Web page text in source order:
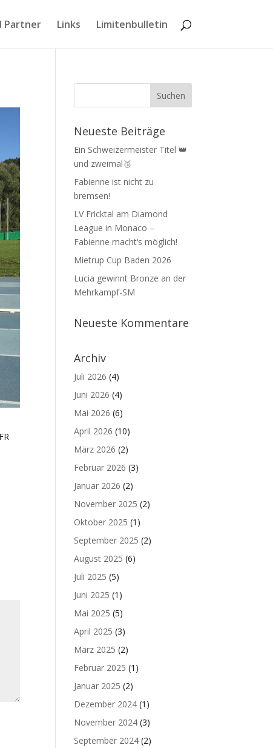
Partner Links Limitenbulletin
Neueste Beiträge
Ein Schweizermeister Titel 👑
und zweimal🥉
Fabienne ist nicht zu
bremsen!
LV Fricktal am Diamond
League in Monaco –
Fabienne macht‘s möglich!
Mietrup Cup Baden 2026
Lucia gewinnt Bronze an der
Mehrkampf-SM
Neueste Kommentare
Archiv
Juli 2026 (4)
Juni 2026 (4)
Mai 2026 (6)
April 2026 (10)
März 2026 (2)
Februar 2026 (3)
Januar 2026 (2)
November 2025 (2)
Oktober 2025 (1)
September 2025 (2)
August 2025 (6)
Juli 2025 (5)
Juni 2025 (1)
Mai 2025 (5)
April 2025 (3)
März 2025 (2)
Februar 2025 (1)
Januar 2025 (2)
Dezember 2024 (1)
November 2024 (3)
September 2024 (2)